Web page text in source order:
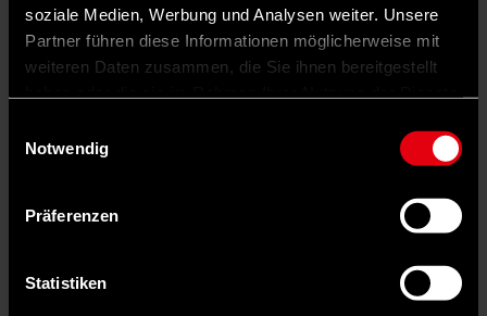
soziale Medien, Werbung und Analysen weiter. Unsere
Partner führen diese Informationen möglicherweise mit
weiteren Daten zusammen, die Sie ihnen bereitgestellt
Notwendig
Präferenzen
Statistiken